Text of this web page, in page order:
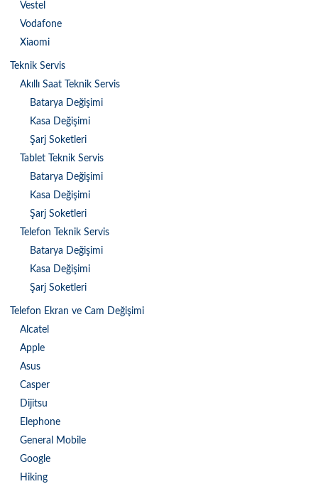
Vestel
Vodafone
Xiaomi
Teknik Servis
Akıllı Saat Teknik Servis
Batarya Değişimi
Kasa Değişimi
Şarj Soketleri
Tablet Teknik Servis
Batarya Değişimi
Kasa Değişimi
Şarj Soketleri
Telefon Teknik Servis
Batarya Değişimi
Kasa Değişimi
Şarj Soketleri
Telefon Ekran ve Cam Değişimi
Alcatel
Apple
Asus
Casper
Dijitsu
Elephone
General Mobile
Google
Hiking